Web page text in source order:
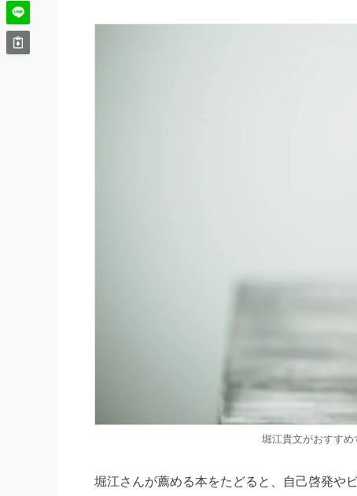
堀江貴文がおすす
堀江さんが薦める本をたどると、自己啓発や